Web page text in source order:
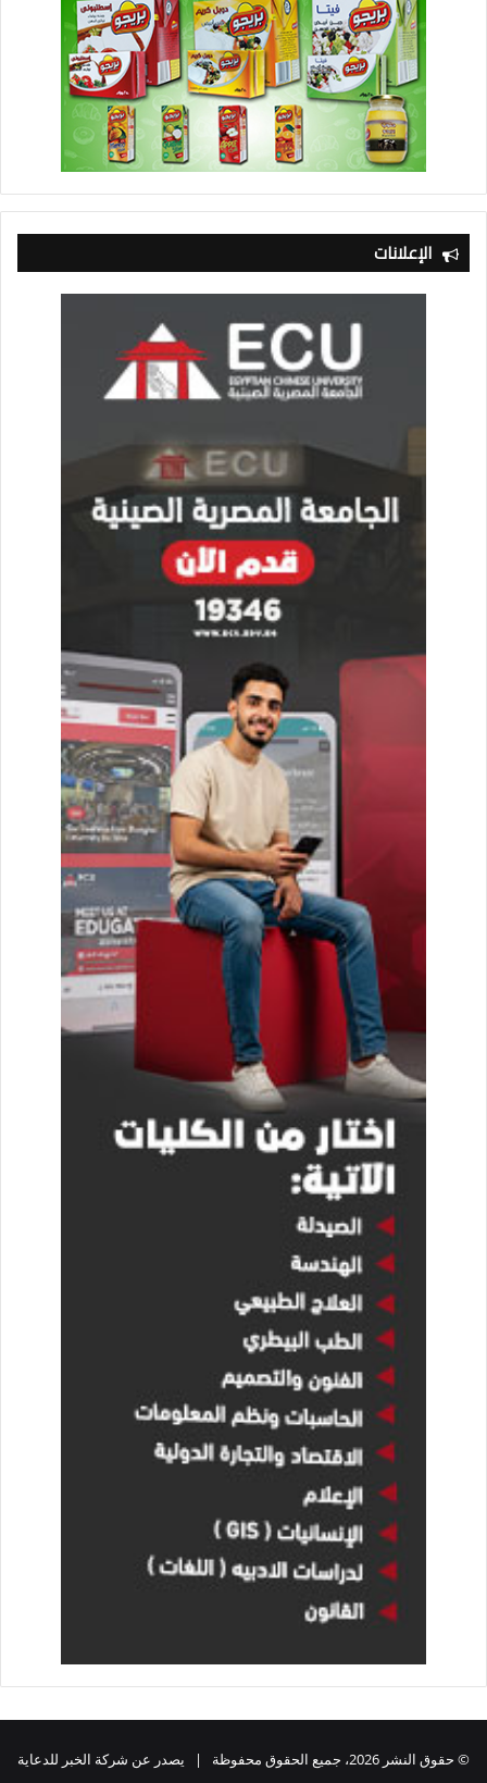
الإعلانات
© حقوق النشر 2026، جميع الحقوق محفوظة | يصدر عن شركة الخبر للدعاية